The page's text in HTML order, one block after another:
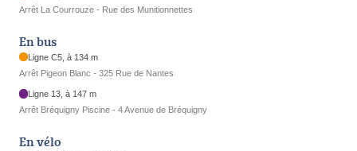
Arrêt La Courrouze - Rue des Munitionnettes
En bus
Ligne C5, à 134 m
Arrêt Pigeon Blanc - 325 Rue de Nantes
Ligne 13, à 147 m
Arrêt Bréquigny Piscine - 4 Avenue de Bréquigny
En vélo